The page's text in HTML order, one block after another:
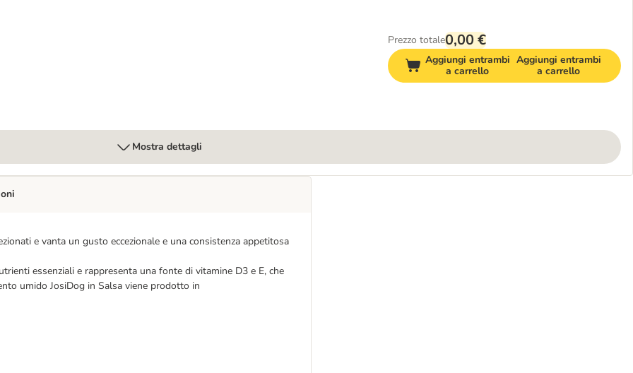
Prezzo totale0,00 €
Aggiungi entrambi
a carrello
Aggiungi entrambi
a carrello
Mostra dettagli
e vanta un gusto eccezionale e una consistenza appetitosa
essenziali e rappresenta una fonte di vitamine D3 e E, che
umido JosiDog in Salsa viene prodotto in